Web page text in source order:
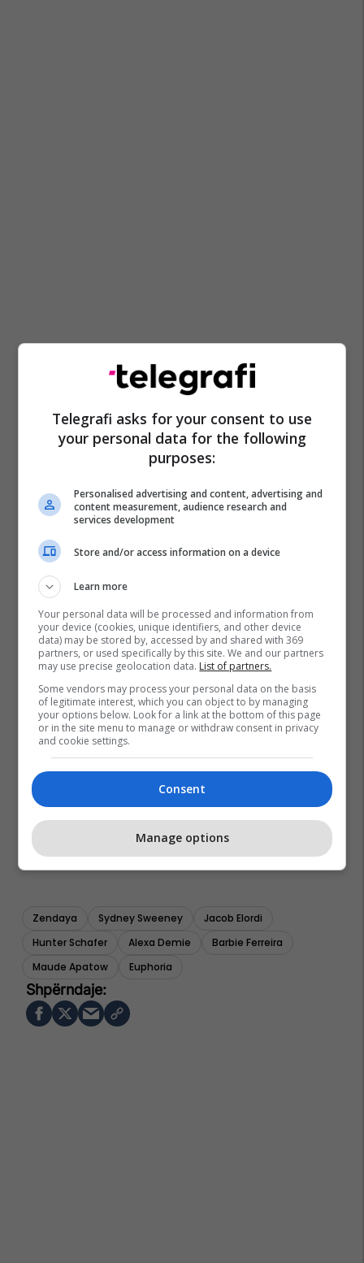
Zendaya Sydney Sweeney
Jacob Elordi
Hunter Schafer
Alexa Demie
Barbie Ferreira
Maude Apatow
Euphoria
Telegrafi asks for your consent to use
your personal data for the following
purposes:
Personalised advertising and content, advertising and
content measurement, audience research and
services development
Store and/or access information on a device
Learn more
Your personal data will be processed and information from
your device (cookies, unique identifiers, and other device
data) may be stored by, accessed by and shared with 369
partners, or used specifically by this site. We and our partners
may use precise geolocation data. List of partners.
Some vendors may process your personal data on the basis
of legitimate interest, which you can object to by managing
your options below. Look for a link at the bottom of this page
or in the site menu to manage or withdraw consent in privacy
and cookie settings.
Consent
Manage options